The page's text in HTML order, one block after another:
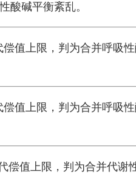
酸碱平衡紊乱。
值上限，判为合并呼吸
值上限，判为合并呼吸
偿值上限，判为合并代